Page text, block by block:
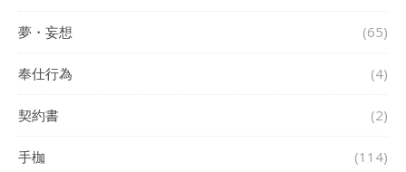
夢・妄想 (65)
奉仕行為 (4)
契約書 (2)
手枷 (114)